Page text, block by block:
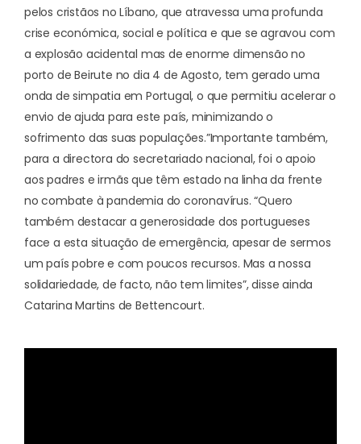
pelos cristãos no Líbano, que atravessa uma profunda
crise económica, social e política e que se agravou com
a explosão acidental mas de enorme dimensão no
porto de Beirute no dia 4 de Agosto, tem gerado uma
onda de simpatia em Portugal, o que permitiu acelerar o
envio de ajuda para este país, minimizando o
sofrimento das suas populações.”Importante também,
para a directora do secretariado nacional, foi o apoio
aos padres e irmãs que têm estado na linha da frente
no combate à pandemia do coronavírus. “Quero
também destacar a generosidade dos portugueses
face a esta situação de emergência, apesar de sermos
um país pobre e com poucos recursos. Mas a nossa
solidariedade, de facto, não tem limites”, disse ainda
Catarina Martins de Bettencourt.